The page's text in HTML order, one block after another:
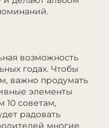
возможность
годах. Чтобы
важно продумать
элементы
10 советам,
радовать
многие